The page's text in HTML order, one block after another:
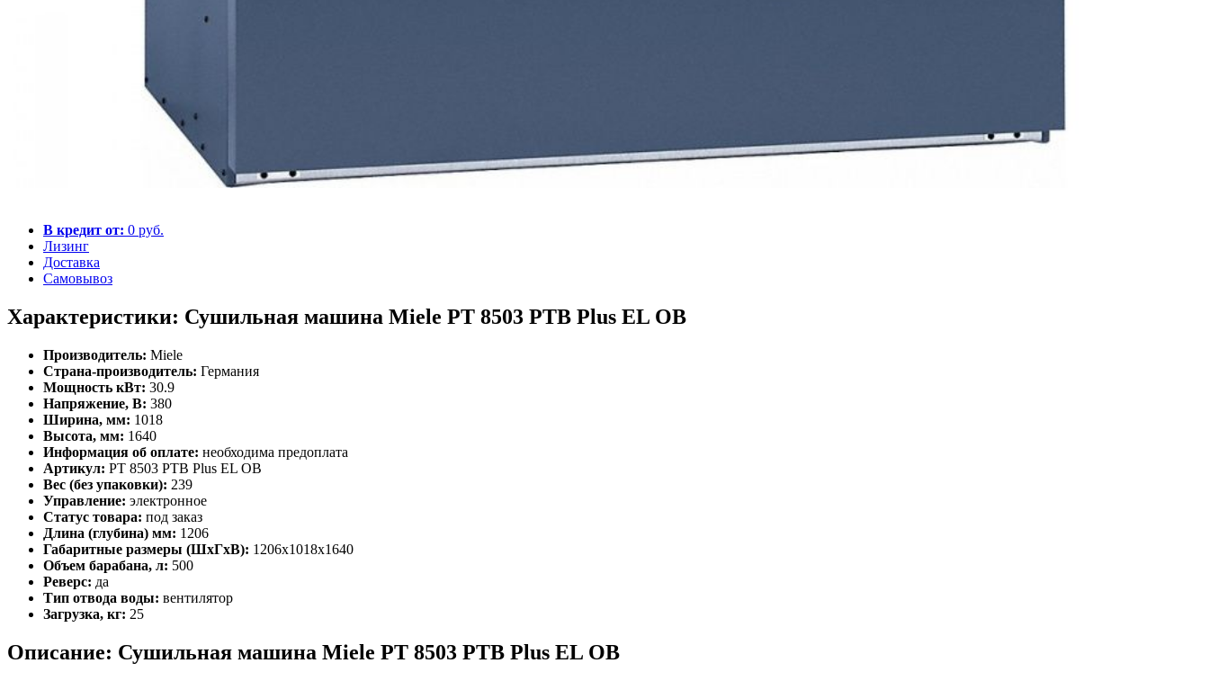
В кредит от: 0 руб.
Лизинг
Доставка
Самовывоз
Характеристики: Сушильная машина Miele PT 8503 PTB Plus EL OB
Производитель: Miele
Страна-производитель: Германия
Мощность кВт: 30.9
Напряжение, В: 380
Ширина, мм: 1018
Высота, мм: 1640
Информация об оплате: необходима предоплата
Артикул: PT 8503 PTB Plus EL OB
Вес (без упаковки): 239
Управление: электронное
Статус товара: под заказ
Длина (глубина) мм: 1206
Габаритные размеры (ШхГхВ): 1206х1018х1640
Объем барабана, л: 500
Реверс: да
Тип отвода воды: вентилятор
Загрузка, кг: 25
Описание: Сушильная машина Miele PT 8503 PTB Plus EL OB